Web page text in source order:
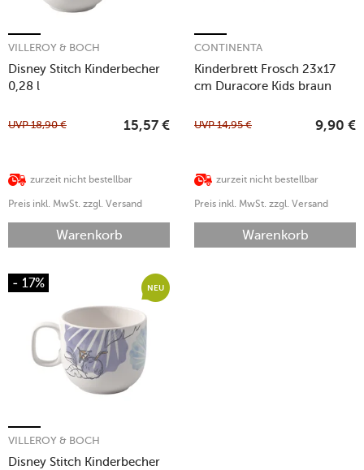
Disney Stitch Kinderbecher
0,28 l
VILLEROY & BOCH
zurzeit nicht bestellbar
UVP18,90 € 15,57 €
Preis inkl. MwSt. zzgl. Versand
Warenkorb
Kinderbrett Frosch 23x17
cm Duracore Kids braun
CONTINENTA
zurzeit nicht bestellbar
UVP14,95 € 9,90 €
Preis inkl. MwSt. zzgl. Versand
Warenkorb
- 17% NEU
Disney Stitch Kinderbecher
VILLEROY & BOCH